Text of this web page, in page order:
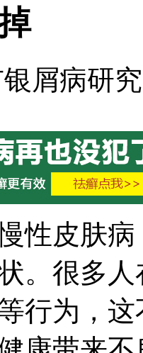
屑病研
性皮肤
。很多
行为，